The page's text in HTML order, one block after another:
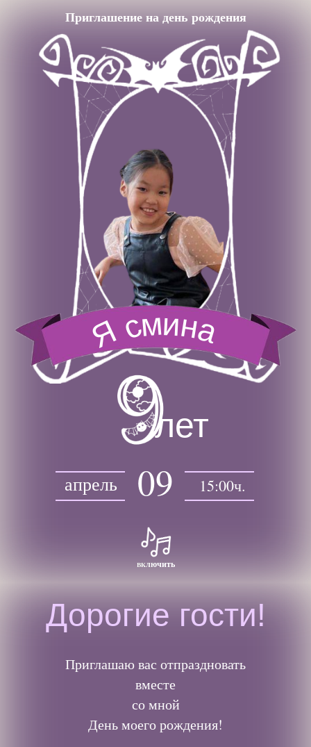
Приглашение на день рождения
09 15:00ч.
апрель
включить
лет
а
н
и
м
с
Я
Дорогие гости!
Приглашаю вас отпраздновать
вместе
со мной
День моего рождения!